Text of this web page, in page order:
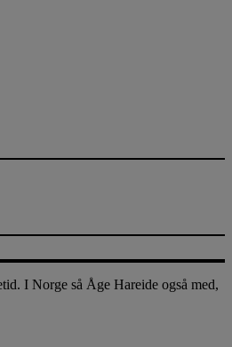
I Norge så Åge Hareide også med,